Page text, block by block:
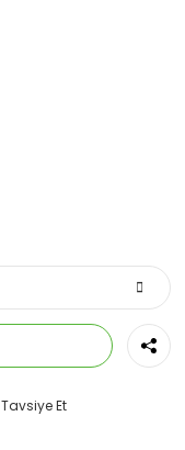
Tavsiye Et